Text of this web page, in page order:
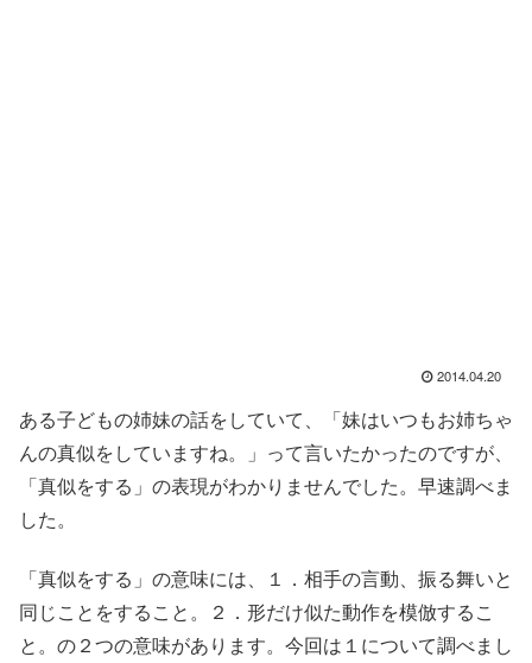
2014.04.20
ある子どもの姉妹の話をしていて、「妹はいつもお姉ちゃ
んの真似をしていますね。」って言いたかったのですが、
「真似をする」の表現がわかりませんでした。早速調べま
した。
「真似をする」の意味には、１．相手の言動、振る舞いと
同じことをすること。２．形だけ似た動作を模倣するこ
と。の２つの意味があります。今回は１について調べまし